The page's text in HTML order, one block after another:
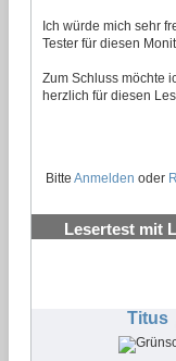
Ich würde mich sehr
Tester für diesen
Zum Schluss möchte
herzlich für diesen
Bitte Anmelden oder
Lesertest mit
Titus